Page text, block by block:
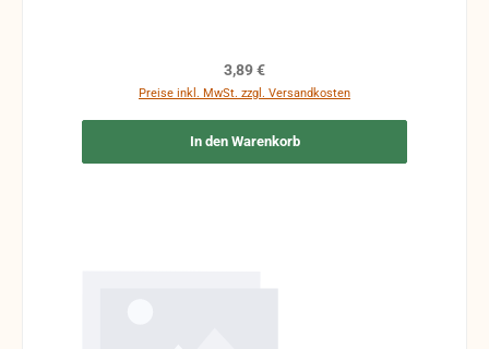
Regulärer Preis:
3,89 €
Preise inkl. MwSt. zzgl. Versandkosten
In den Warenkorb